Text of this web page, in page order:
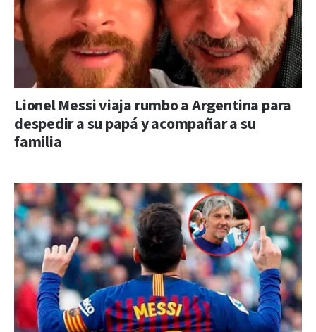
Lionel Messi viaja rumbo a Argentina para
despedir a su papá y acompañar a su
familia